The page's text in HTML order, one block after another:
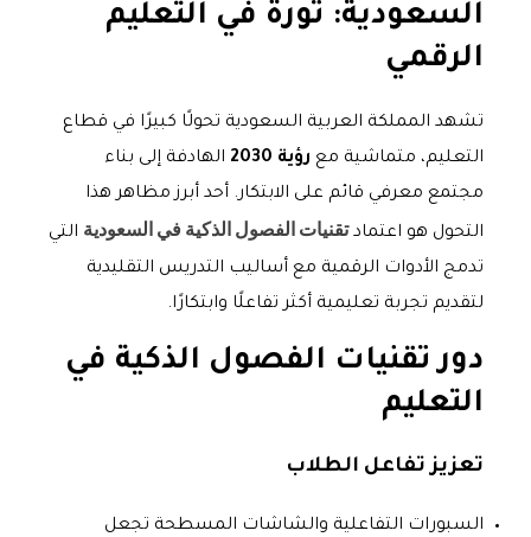
السعودية: ثورة في التعليم
الرقمي
تشهد المملكة العربية السعودية تحولًا كبيرًا في قطاع
التعليم، متماشية مع رؤية 2030
الهادفة إلى بناء
مجتمع معرفي قائم على الابتكار. أحد أبرز مظاهر هذا
التحول هو اعتمادتقنيات الفصول الذكية في السعودية التي
تدمج الأدوات الرقمية مع أساليب التدريس التقليدية
لتقديم تجربة تعليمية أكثر تفاعلًا وابتكارًا.
دور تقنيات الفصول الذكية في
التعليم
تعزيز تفاعل الطلاب
السبورات التفاعلية والشاشات المسطحة تجعل